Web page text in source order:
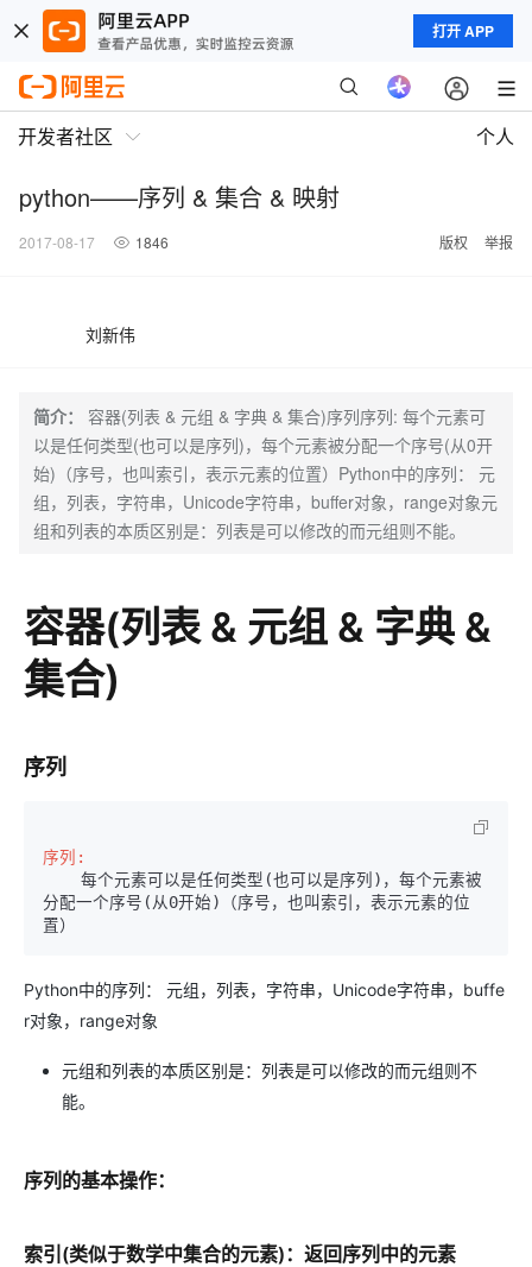
打开 APP
开发者社区 个人
python——序列 & 集合 & 映射
2017-08-17 1846 版权 举报
刘新伟
简介：
容器(列表 & 元组 & 字典 & 集合)序列序列: 每个元素可
以是任何类型(也可以是序列)，每个元素被分配一个序号(从0开
始)（序号，也叫索引，表示元素的位置）Python中的序列： 元
组，列表，字符串，Unicode字符串，buffer对象，range对象元
组和列表的本质区别是：列表是可以修改的而元组则不能。
容器(列表 & 元组 & 字典 &
集合)
序列
序列:
分配一个序号(从0开始)（序号，也叫索引，表示元素的位
置）
Python中的序列： 元组，列表，字符串，Unicode字符串，buffe
r对象，range对象
元组和列表的本质区别是：列表是可以修改的而元组则不
能。
序列的基本操作：
索引(类似于数学中集合的元素)：返回序列中的元素